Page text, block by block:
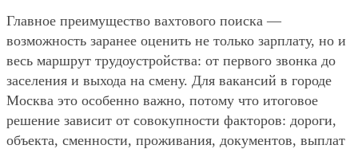
Главное преимущество вахтового поиска —
возможность заранее оценить не только зарплату, но и
весь маршрут трудоустройства: от первого звонка до
заселения и выхода на смену. Для вакансий в городе
Москва это особенно важно, потому что итоговое
решение зависит от совокупности факторов: дороги,
объекта, сменности, проживания, документов, выплат